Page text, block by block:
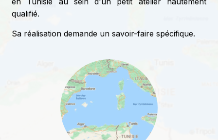
qualifié.
Sa réalisation demande un savoir-faire spécifique.